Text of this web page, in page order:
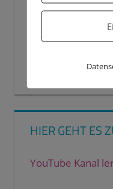
HIER GEHT ES
YouTube Kanal